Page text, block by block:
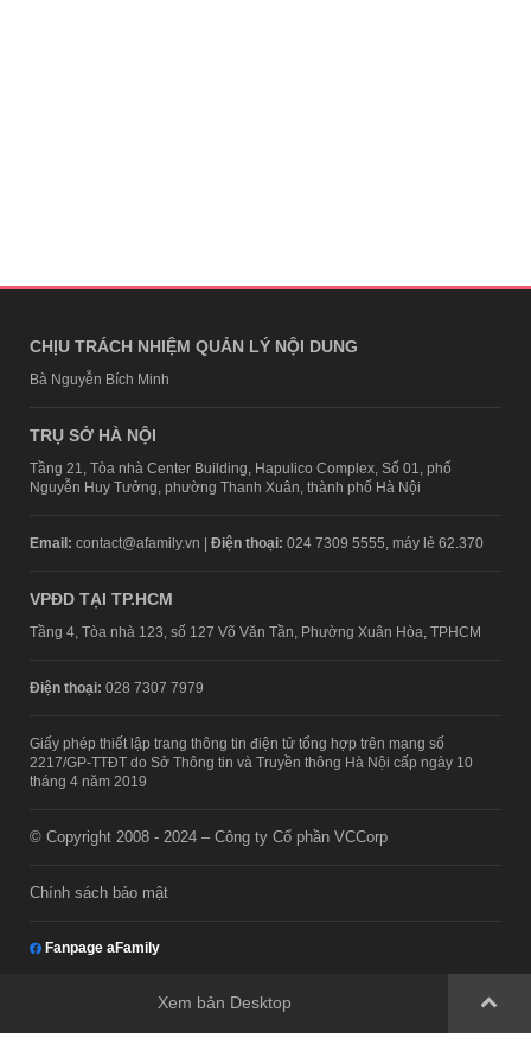
CHỊU TRÁCH NHIỆM QUẢN LÝ NỘI DUNG
Bà Nguyễn Bích Minh
TRỤ SỞ HÀ NỘI
Tầng 21, Tòa nhà Center Building, Hapulico Complex, Số 01, phố
Nguyễn Huy Tưởng, phường Thanh Xuân, thành phố Hà Nội
Email: contact@afamily.vn | Điện thoại: 024 7309 5555, máy lẻ 62.370
VPĐD TẠI TP.HCM
Tầng 4, Tòa nhà 123, số 127 Võ Văn Tần, Phường Xuân Hòa, TPHCM
Điện thoại: 028 7307 7979
Giấy phép thiết lập trang thông tin điện tử tổng hợp trên mạng số
2217/GP-TTĐT do Sở Thông tin và Truyền thông Hà Nội cấp ngày 10
tháng 4 năm 2019
© Copyright 2008 - 2024 – Công ty Cổ phần VCCorp
Chính sách bảo mật
Fanpage aFamily
Xem bản Desktop